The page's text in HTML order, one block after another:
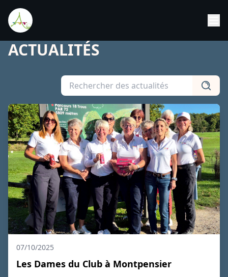
ACTUALITÉS
07/10/2025
Les Dames du Club à Montpensier